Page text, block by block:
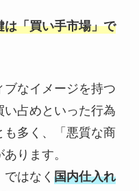
「買い手市場」で
なイメージを持つ
占めといった行為
も多く、「悪質な商
ります。
はなく 国内仕入れ